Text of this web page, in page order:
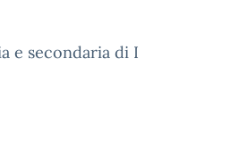
e secondaria di I